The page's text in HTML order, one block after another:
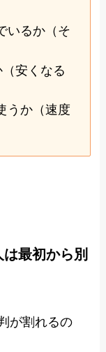
いるか（そ
安くなる
うか（速度
最初から別
が割れるの